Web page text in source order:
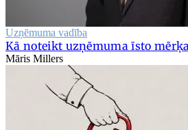
Uzņēmuma vadība
Kā noteikt uzņēmuma īsto
Māris Millers